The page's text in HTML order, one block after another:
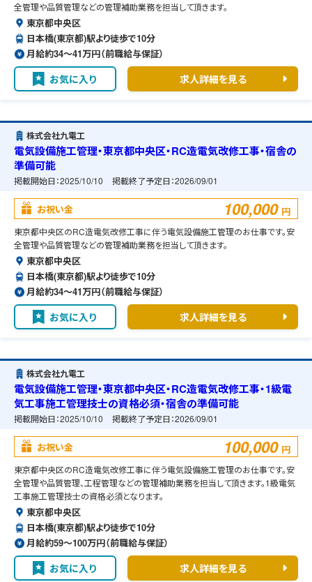
全管理や品質管理などの管理補助業務を担当して頂きます。
東京都中央区
日本橋(東京都)駅より徒歩で10分
月給約34〜41万円（前職給与保証）
お気に入り 求人詳細を見る
株式会社九電工
電気設備施工管理・東京都中央区・RC造電気改修工事・宿舎の
準備可能
掲載開始日：2025/10/10 掲載終了予定日：2026/09/01
お祝い金 100,000 円
東京都中央区のRC造電気改修工事に伴う電気設備施工管理のお仕事です。安
全管理や品質管理などの管理補助業務を担当して頂きます。
東京都中央区
日本橋(東京都)駅より徒歩で10分
月給約34〜41万円（前職給与保証）
お気に入り 求人詳細を見る
株式会社九電工
電気設備施工管理・東京都中央区・RC造電気改修工事・1級電
気工事施工管理技士の資格必須・宿舎の準備可能
掲載開始日：2025/10/10 掲載終了予定日：2026/09/01
お祝い金 100,000 円
東京都中央区のRC造電気改修工事に伴う電気設備施工管理のお仕事です。安
全管理や品質管理、工程管理などの管理補助業務を担当して頂きます。1級電気
工事施工管理技士の資格必須となります。
東京都中央区
日本橋(東京都)駅より徒歩で10分
月給約59〜100万円（前職給与保証）
お気に入り 求人詳細を見る